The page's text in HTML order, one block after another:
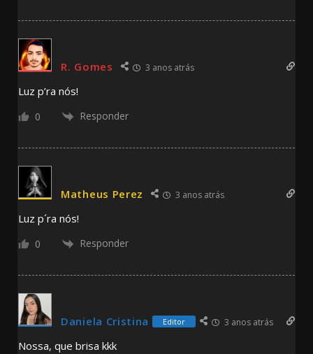
R. Gomes 3 anos atrás
Luz p’ra nós!
0 Responder
Matheus Perez 3 anos atrás
Luz p´ra nós!
0 Responder
Daniela Cristina Editor 3 anos atrás
Nossa, que brisa kkk